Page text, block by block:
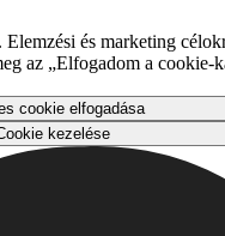
és marketing
az „Elfogadom a cookie-
cookie elfogadása
kezelése